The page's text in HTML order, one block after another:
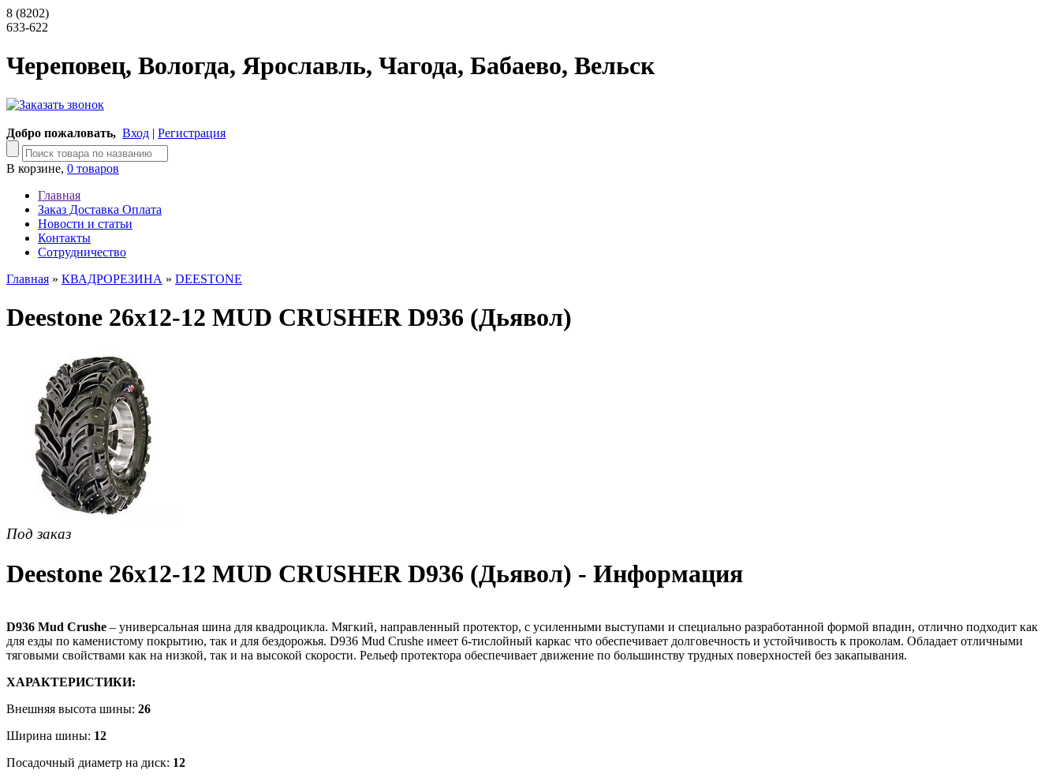
8 (8202)
633-622
Череповец, Вологда, Ярославль, Чагода, Бабаево, Вельск
Добро пожаловать, Вход | Регистрация
В корзине, 0 товаров
Главная
Заказ Доставка Оплата
Новости и статьи
Контакты
Сотрудничество
Главная » КВАДРОРЕЗИНА » DEESTONE
Deestone 26х12-12 MUD CRUSHER D936 (Дьявол)
Под заказ
Deestone 26х12-12 MUD CRUSHER D936 (Дьявол) - Информация
D936 Mud Crushe – универсальная шина для квадроцикла. Мягкий, направленный протектор, с усиленными выступами и специально разработанной формой впадин, отлично подходит как
для езды по каменистому покрытию, так и для бездорожья. D936 Mud Crushe имеет 6-тислойный каркас что обеспечивает долговечность и устойчивость к проколам. Обладает отличными
тяговыми свойствами как на низкой, так и на высокой скорости. Рельеф протектора обеспечивает движение по большинству трудных поверхностей без закапывания.
ХАРАКТЕРИСТИКИ:
Внешняя высота шины: 26
Ширина шины: 12
Посадочный диаметр на диск: 12